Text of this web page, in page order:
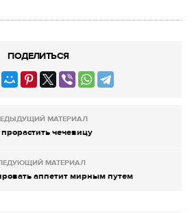
ПОДЕЛИТЬСЯ
МАТЕРИАЛ
чечевицу
МАТЕРИАЛ
аппетит мирным путем